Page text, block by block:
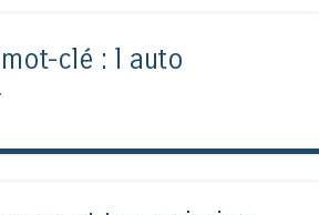
clé : l auto